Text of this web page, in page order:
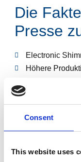
Consent
This website uses
Die
Presse
Electronic
Höhere
Formung des
Keine Falten
Schnelle
Automatisierte